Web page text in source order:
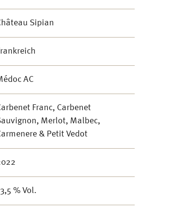
Sipian
AC
Franc, Carbenet
Merlot, Malbec,
& Petit Vedot
% Vol.